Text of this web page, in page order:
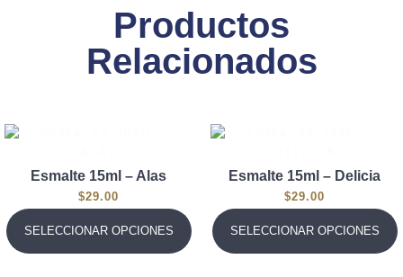
Productos
Relacionados
Esmalte 15ml – Alas
$29.00
SELECCIONAR OPCIONES
Esmalte 15ml – Delicia
$29.00
SELECCIONAR OPCIONES